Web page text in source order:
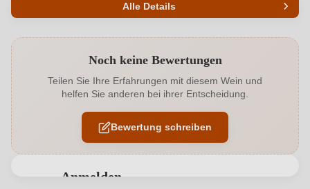
Alle Details
Alkoholgehalt in % 14 %
Allergene Enthält Sulfite
Auszeichnungen Robert Parker
Noch keine Bewertungen
Teilen Sie Ihre Erfahrungen mit diesem Wein und
helfen Sie anderen bei ihrer Entscheidung.
Bewertung schreiben
Anmelden